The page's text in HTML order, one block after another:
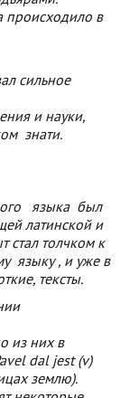
происходило в
сильное
и науки,
знати.
языка был
латинской и
стал толчком к
языку, и уже в
тексты.
из них в
dal jest (v)
землю).